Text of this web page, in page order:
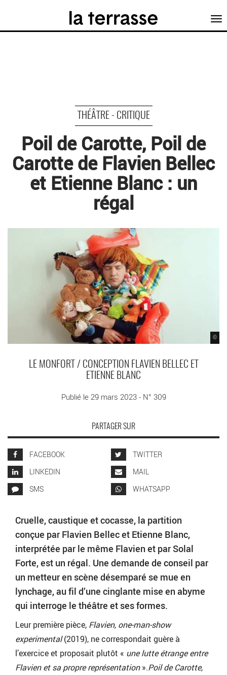
THÉÂTRE - CRITIQUE
Poil de Carotte, Poil de
Carotte de Flavien Bellec
et Etienne Blanc : un
régal
©
LE MONFORT / CONCEPTION FLAVIEN BELLEC ET
ETIENNE BLANC
Publié le 29 mars 2023 - N° 309
PARTAGER SUR
FACEBOOK
TWITTER
LINKEDIN
MAIL
SMS
WHATSAPP
Cruelle, caustique et cocasse, la partition
conçue par Flavien Bellec et Etienne Blanc,
interprétée par le même Flavien et par Solal
Forte, est un régal. Une demande de conseil par
un metteur en scène désemparé se mue en
lynchage, au fil d’une cinglante mise en abyme
qui interroge le théâtre et ses formes.
Leur première pièce, Flavien, one-man-show
experimental(2019), ne correspondait guère à
l’exercice et proposait plutôt « une lutte étrange entre
Flavien et sa propre représentation».Poil de Carotte,